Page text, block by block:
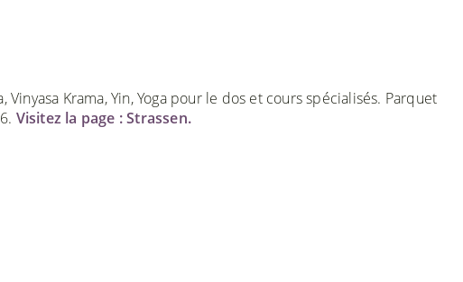
Krama, Yin, Yoga pour le dos et cours spécialisés. Parquet
Visitez la page : Strassen.